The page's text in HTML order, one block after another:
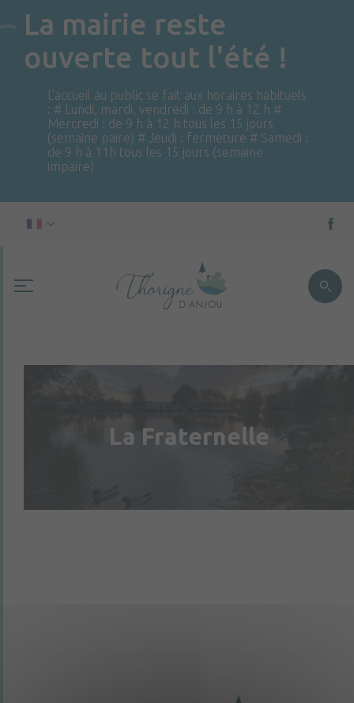
La mairie reste
ouverte tout l'été !
L'accueil au public se fait aux horaires habituels
: # Lundi, mardi, vendredi : de 9 h à 12 h #
Mercredi : de 9 h à 12 h tous les 15 jours
(semaine paire) # Jeudi : fermeture # Samedi :
de 9 h à 11h tous les 15 jours (semaine
impaire)
La Fraternelle